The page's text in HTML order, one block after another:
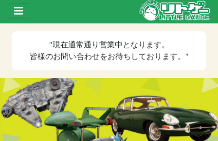
Toggle drawer
"現在通常通り営業中 となります。
皆様のお問い合わせをお待ちしております。"